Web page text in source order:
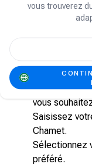
Chamet sur
Faites défiler
Diamonds
Sélectionnez
vous
Saisissez
Chamet.
Sélectionnez
préféré.
vous trouverez